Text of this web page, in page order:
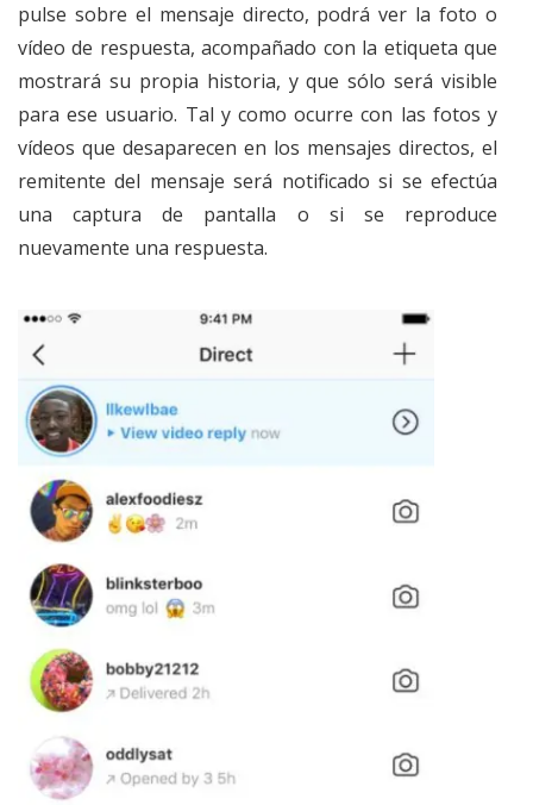
pulse sobre el mensaje directo, podrá ver la foto o
vídeo de respuesta, acompañado con la etiqueta que
mostrará su propia historia, y que sólo será visible
para ese usuario. Tal y como ocurre con las fotos y
vídeos que desaparecen en los mensajes directos, el
remitente del mensaje será notificado si se efectúa
una captura de pantalla o si se reproduce
nuevamente una respuesta.